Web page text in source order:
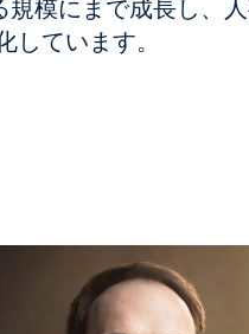
模にまで成長し、
ています。